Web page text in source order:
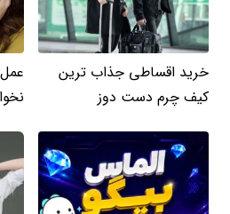
خرید اقساطی جذاب ترین
کیف چرم دست دوز